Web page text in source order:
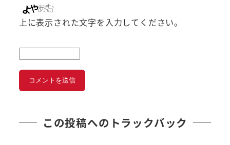
上に表示された文字を入力してください。
この投稿へのトラックバック